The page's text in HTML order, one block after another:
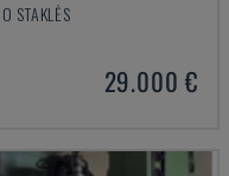
STAKLĖS
29.000 €